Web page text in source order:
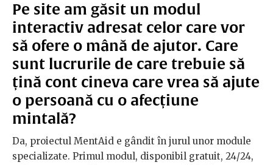
Pe site am găsit un modul
interactiv adresat celor care vor
să ofere o mână de ajutor. Care
sunt lucrurile de care trebuie să
țină cont cineva care vrea să ajute
o persoană cu o afecțiune
mintală?
Da, proiectul MentAid e gândit în jurul unor module
specializate. Primul modul, disponibil gratuit, 24/24,